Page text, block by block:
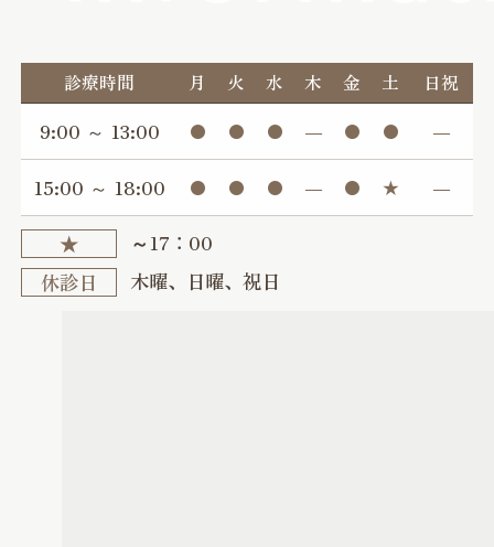
★
～17：00
休診日
木曜、日曜、祝日
診療時間 月 火 水 木 金 土 日祝
9:00 ～ 13:00 ● ● ● ― ● ● ―
15:00 ～ 18:00 ● ● ● ― ● ★ ―